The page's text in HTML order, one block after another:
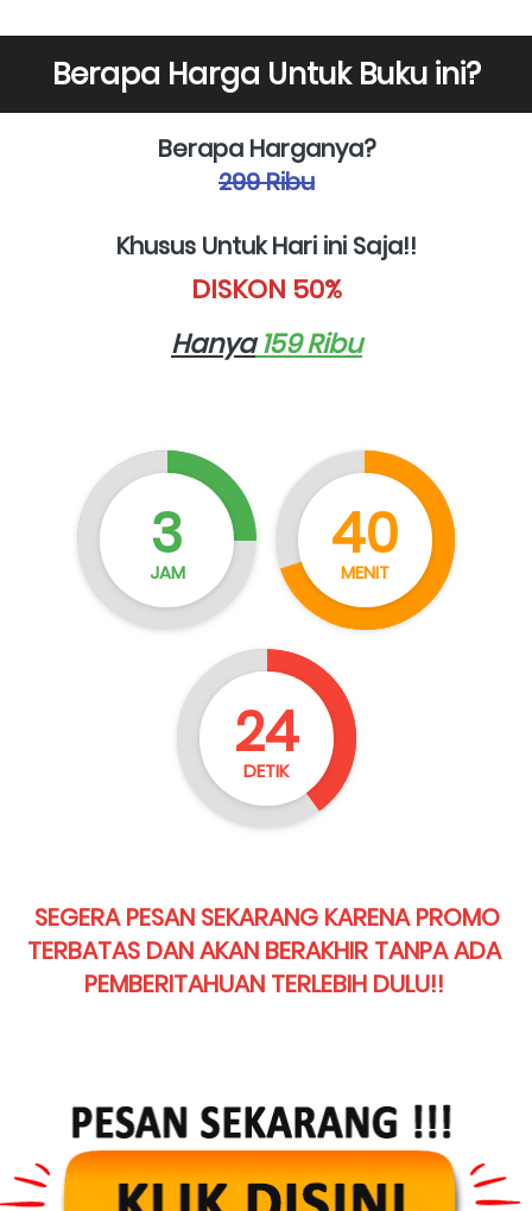
Berapa Harga Untuk Buku ini?
Berapa Harganya?
299 Ribu
Khusus Untuk Hari ini Saja!!
DISKON 50%
Hanya 159 Ribu
3
JAM
40
MENIT
22
DETIK
SEGERA PESAN SEKARANG KARENA PROMO
TERBATAS DAN AKAN BERAKHIR TANPA ADA
PEMBERITAHUAN TERLEBIH DULU!!